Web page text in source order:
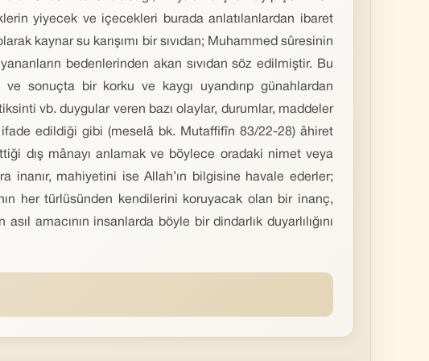
yiyecek ve içecekleri burada anlatılanlardan ibaret
kaynar su karışımı bir sıvıdan; Muhammed sûresinin
bedenlerinden akan sıvıdan söz edilmiştir. Bu
sonuçta bir korku ve kaygı uyandırıp günahlardan
vb. duygular veren bazı olaylar, durumlar, maddeler
ifade edildiği gibi (meselâ bk. Mutaffifîn 83/22-28) âhiret
dış mânayı anlamak ve böylece oradaki nimet veya
inanır, mahiyetini ise Allah’ın bilgisine havale ederler;
her türlüsünden kendilerini koruyacak olan bir inanç,
amacının insanlarda böyle bir dindarlık duyarlılığını